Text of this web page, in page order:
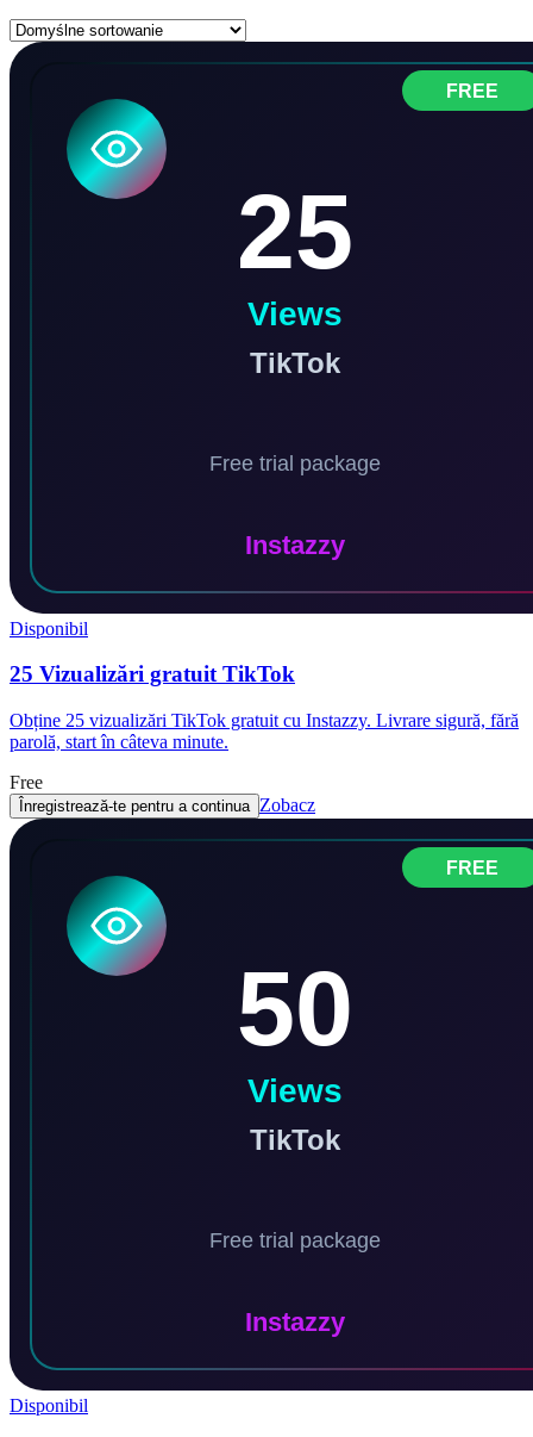
Disponibil
25 Vizualizări gratuit TikTok
Obține 25 vizualizări TikTok gratuit cu Instazzy. Livrare sigură, fără
parolă, start în câteva minute.
Free
Înregistrează-te pentru a continua Zobacz
Disponibil